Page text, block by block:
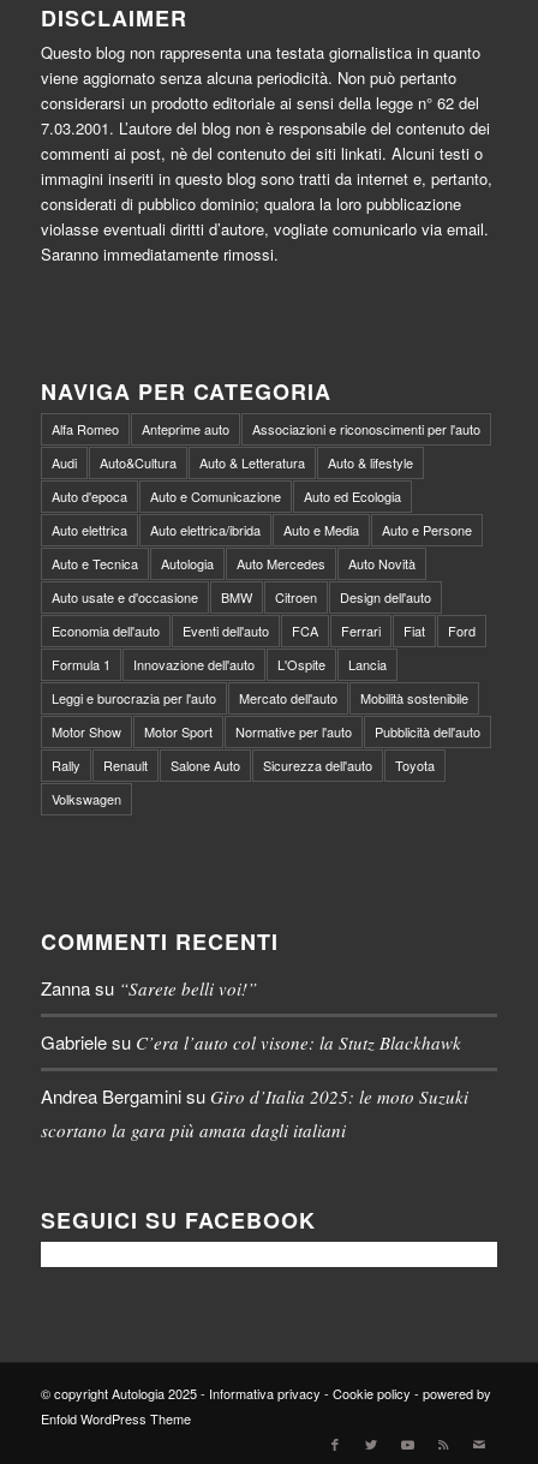
DISCLAIMER
Questo blog non rappresenta una testata giornalistica in quanto
viene aggiornato senza alcuna periodicità. Non può pertanto
considerarsi un prodotto editoriale ai sensi della legge n° 62 del
7.03.2001. L’autore del blog non è responsabile del contenuto dei
commenti ai post, nè del contenuto dei siti linkati. Alcuni testi o
immagini inseriti in questo blog sono tratti da internet e, pertanto,
considerati di pubblico dominio; qualora la loro pubblicazione
violasse eventuali diritti d’autore, vogliate comunicarlo via email.
Saranno immediatamente rimossi.
NAVIGA PER CATEGORIA
Alfa Romeo Anteprime auto
Associazioni e riconoscimenti per l'auto
Audi
Auto&Cultura Auto & Letteratura
Auto & lifestyle
Auto d'epoca
Auto e Comunicazione
Auto ed Ecologia
Auto elettrica
Auto elettrica/ibrida Auto e Media
Auto e Persone
Auto e Tecnica
Autologia Auto Mercedes
Auto Novità
Auto usate e d'occasione
BMW Citroen
Design dell'auto
Economia dell'auto
Eventi dell'auto FCA Ferrari Fiat
Ford
Formula 1
Innovazione dell'auto L'Ospite
Lancia
Leggi e burocrazia per l'auto
Mercato dell'auto
Mobilità sostenibile
Motor Show
Motor Sport Normative per l'auto
Pubblicità dell'auto
Rally
Renault Salone Auto Sicurezza dell'auto
Toyota
Volkswagen
COMMENTI RECENTI
Zannasu “Sarete belli voi!”
Gabrielesu C’era l’auto col visone: la Stutz Blackhawk
Andrea Bergaminisu Giro d’Italia 2025: le moto Suzuki
scortano la gara più amata dagli italiani
SEGUICI SU FACEBOOK
© copyright Autologia 2025 - Informativa privacy - Cookie policy - powered by
Enfold WordPress Theme